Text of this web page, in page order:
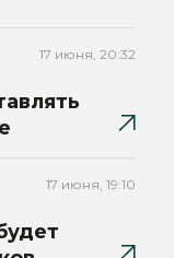
17 июня, 20:32
17 июня, 19:10